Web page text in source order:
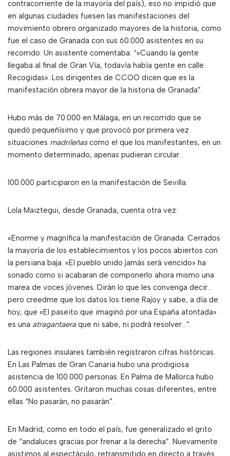
contracorriente de la mayoría del país), eso no impidió que
en algunas ciudades fuesen las manifestaciones del
movimiento obrero organizado mayores de la historia, como
fue el caso de Granada con sus 60.000 asistentes en su
recorrido. Un asistente comentaba: “»Cuando la gente
llegaba al final de Gran Vía, todavía había gente en calle
Recogidas». Los dirigentes de CCOO dicen que es la
manifestación obrera mayor de la historia de Granada”.
Hubo más de 70.000 en Málaga, en un recorrido que se
quedó pequeñísimo y que provocó por primera vez
situaciones madrileñascomo el que los manifestantes, en un
momento determinado, apenas pudieran circular.
100.000 participaron en la manifestación de Sevilla.
Lola Maiztegui, desde Granada, cuenta otra vez:
«Enorme y magnífica la manifestación de Granada. Cerrados
la mayoría de los establecimientos y los pocos abiertos con
la persiana baja. «El pueblo unido jamás será vencido» ha
sonado como si acabaran de componerlo ahora mismo una
marea de voces jóvenes. Dirán lo que les convenga decir…
pero creedme que los datos los tiene Rajoy y sabe, a día de
hoy, que «El paseito que imaginó por una España atontada»
es una atragantaeraque ni sabe, ni podrá resolver…”.
Las regiones insulares también registraron cifras históricas.
En Las Palmas de Gran Canaria hubo una prodigiosa
asistencia de 100.000 personas. En Palma de Mallorca hubo
60.000 asistentes. Gritaron muchas cosas diferentes, entre
ellas “No pasarán, no pasarán”.
En Madrid, como en todo el país, fue generalizado el grito
de “andaluces gracias por frenar a la derecha”. Nuevamente
asistimos al espectáculo, retransmitido en directo a través